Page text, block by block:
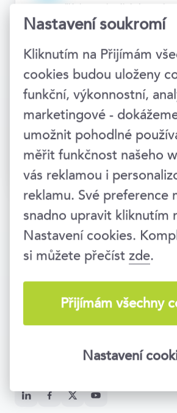
články na aktuální témata i
Teď už vám nic neunikne.
Přihlásit →
Vzděláváme lidi i firmy už 25 let. Jsme
Group.
Zavolejte nám
Po–Pá 8:30–17:00
Národní 416/37, Praha 1
Nastavení soukromí
Kliknutím na Přijímám
cookies budou uloženy
funkční, výkonnostní,
marketingové -
umožnit pohodlné
měřit funkčnost našeho
vás reklamou i
reklamu. Své preference
snadno upravit kliknutím
Nastavení cookies.
si můžete přečístzde.
Přijímám všechny
Nastavení